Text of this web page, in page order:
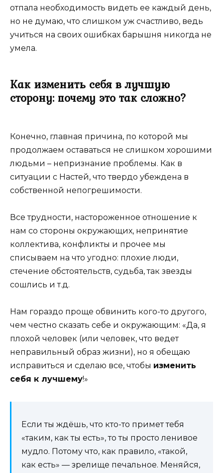
отпала необходимость видеть ее каждый день,
но не думаю, что слишком уж счастливо, ведь
учиться на своих ошибках барышня никогда не
умела.
Как изменить себя в лучшую
сторону: почему это так сложно?
Конечно, главная причина, по которой мы
продолжаем оставаться не слишком хорошими
людьми – непризнание проблемы. Как в
ситуации с Настей, что твердо убеждена в
собственной непогрешимости.
Все трудности, настороженное отношение к
нам со стороны окружающих, непринятие
коллектива, конфликты и прочее мы
списываем на что угодно: плохие люди,
стечение обстоятельств, судьба, так звезды
сошлись и т.д.
Нам гораздо проще обвинить кого-то другого,
чем честно сказать себе и окружающим: «Да, я
плохой человек (или человек, что ведет
неправильный образ жизни), но я обещаю
исправиться и сделаю все, чтобы изменить
себя к лучшему!»
Если ты ждёшь, что кто-то примет тебя
«таким, как ты есть», то ты просто ленивое
мудло. Потому что, как правило, «такой,
как есть» — зрелище печальное. Меняйся,